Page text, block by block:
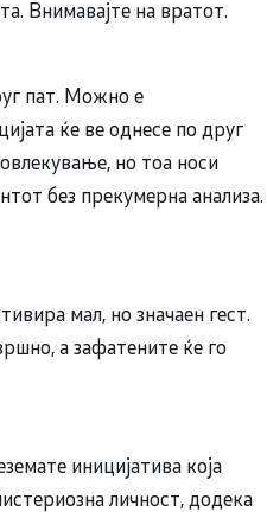
Внимавајте на вратот.
пат. Можно е
ќе ве однесе по друг
но тоа носи
без прекумерна анализа.
мал, но значаен гест.
а зафатените ќе го
иницијатива која
личност, додека